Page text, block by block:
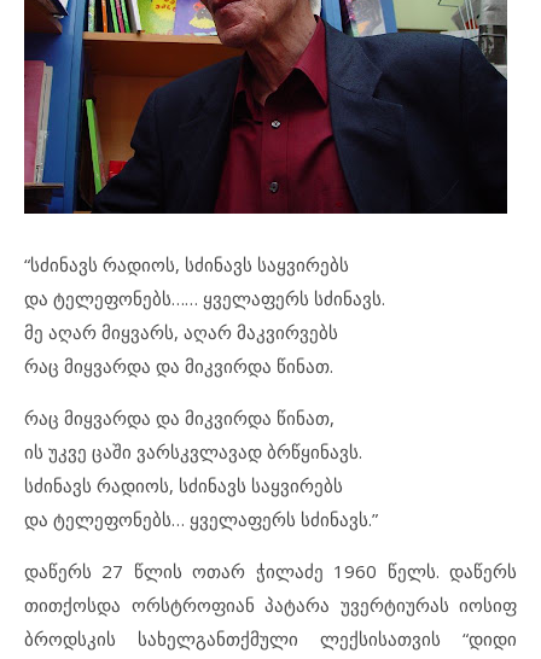
“სძინავს რადიოს, სძინავს საყვირებს
და ტელეფონებს…… ყველაფერს სძინავს.
მე აღარ მიყვარს, აღარ მაკვირვებს
რაც მიყვარდა და მიკვირდა წინათ.
რაც მიყვარდა და მიკვირდა წინათ,
ის უკვე ცაში ვარსკვლავად ბრწყინავს.
სძინავს რადიოს, სძინავს საყვირებს
და ტელეფონებს… ყველაფერს სძინავს.”
დაწერს 27 წლის ოთარ ჭილაძე 1960 წელს. დაწერს
თითქოსდა ორსტროფიან პატარა უვერტიურას იოსიფ
ბროდსკის სახელგანთქმული ლექსისათვის “დიდი